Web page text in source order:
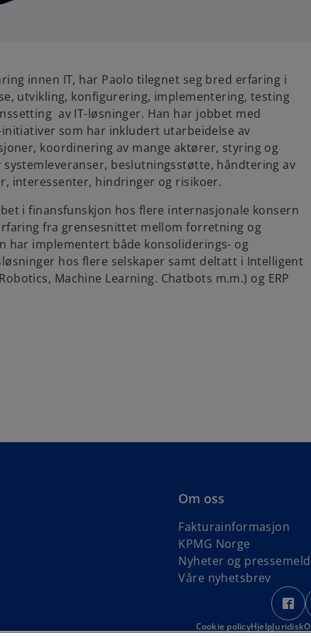
i
n
a
n
e
w
t
b
innen IT, har Paolo tilegnet seg bred erfaring i
utvikling, konfigurering, implementering, testing
av IT-løsninger. Han har jobbet med
initiativer som har inkludert utarbeidelse av
koordinering av mange aktører, styring og
systemleveranser, beslutningsstøtte, håndtering av
interessenter, hindringer og risikoer.
i finansfunskjon hos flere internasjonale konsern
fra grensesnittet mellom forretning og
har implementert både konsoliderings- og
hos flere selskaper samt deltatt i Intelligent
Machine Learning. Chatbots m.m.) og ERP
Om oss
Fakturainformasjon
KPMG Norge
Nyheter og
Våre nyhetsbrev
p
e
Cookie policyHjelpJuridisk